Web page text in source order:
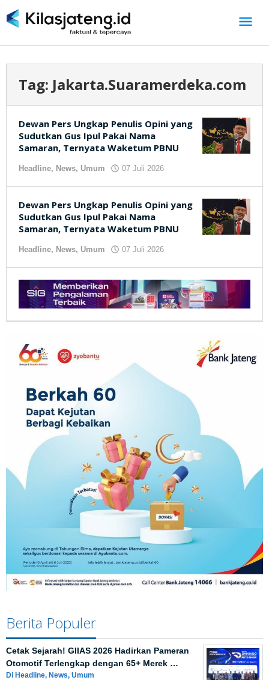
ke
Tag: Jakarta.Suaramerdeka.com
Dewan Pers Ungkap Penulis Opini yang
Sudutkan Gus Ipul Pakai Nama
Samaran, Ternyata Waketum PBNU
Headline, News, Umum 07 Juli 2026
Dewan Pers Ungkap Penulis Opini yang
Sudutkan Gus Ipul Pakai Nama
Samaran, Ternyata Waketum PBNU
Headline, News, Umum 07 Juli 2026
Berita Populer
Cetak Sejarah! GIIAS 2026 Hadirkan Pameran
Otomotif Terlengkap dengan 65+ Merek …
Di Headline, News, Umum